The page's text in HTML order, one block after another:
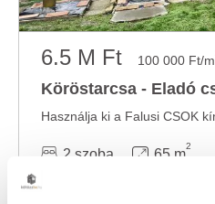
6.5 M Ft 100 000 Ft/m
Köröstarcsa - Eladó
2 szoba 65 m
2